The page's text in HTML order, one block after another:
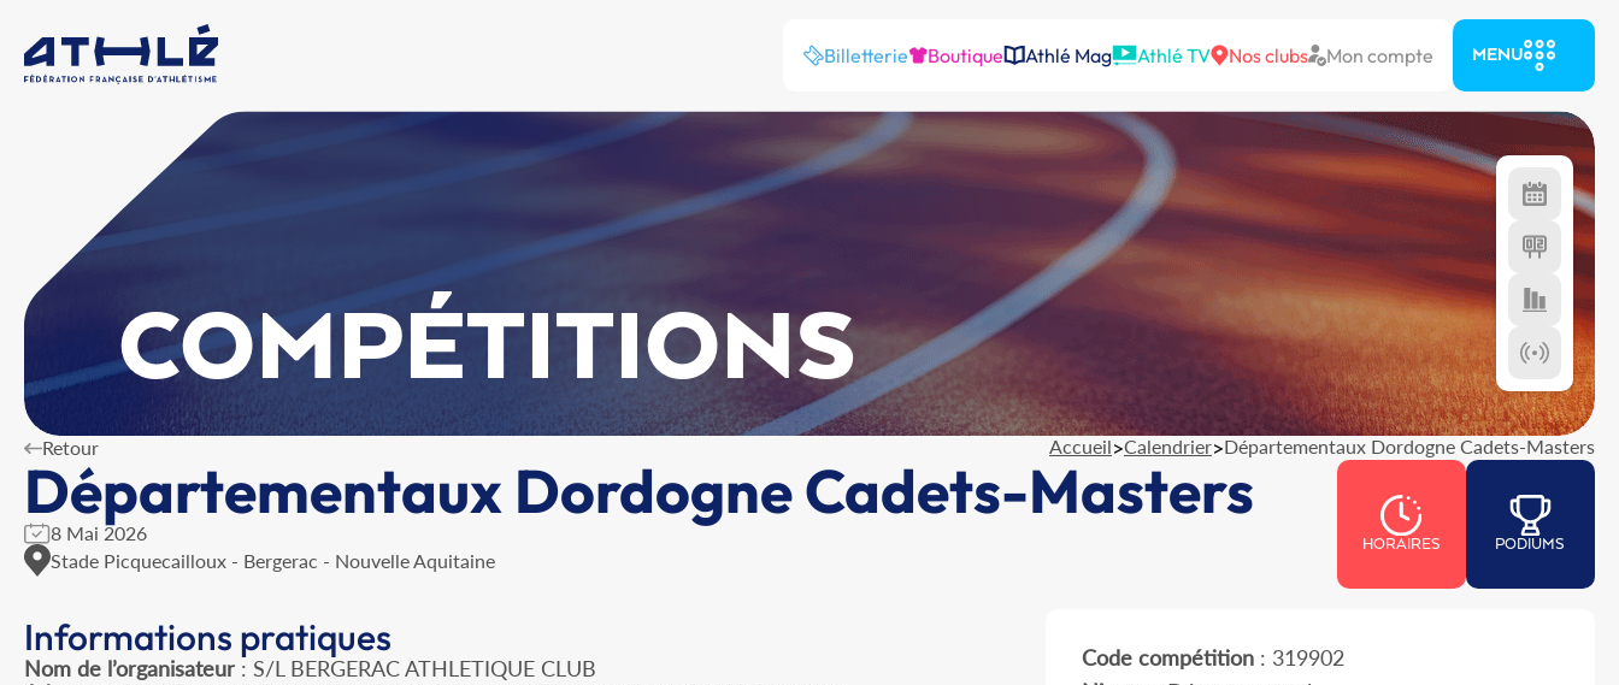
Billetterie Boutique Athlé Mag Athlé TV Nos clubs Mon compte MENU
COMPÉTITIONS
Retour Accueil>Calendrier>Départementaux Dordogne Cadets-Masters
Départementaux Dordogne Cadets-Masters
8 Mai 2026
Stade Picquecailloux - Bergerac - Nouvelle Aquitaine
HORAIRES PODIUMS
Informations pratiques
Nom de l’organisateur : S/L BERGERAC ATHLETIQUE CLUB
Code compétition: 319902